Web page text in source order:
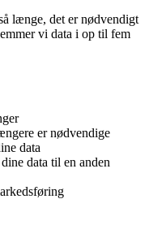
længe, det er nødvendigt
vi data i op til fem
er nødvendige
data
data til en anden